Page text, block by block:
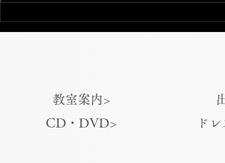
『タブラ・
ド・中国と
教室案内>
CD・DVD>
ド